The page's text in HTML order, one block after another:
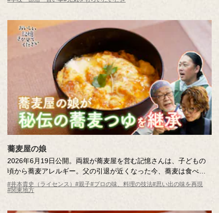
煮る音……。
料理の音を一つひとつ、つないでみたら、メロディが生まれ、
「応援する料理」のCMができあがりました。
みなさんの日常でも、料理の音に耳を澄ましてみてください。
「がんばれ！」と「がんばる！」の間にいつも、「おいしい記憶
をつくりたい。」のキッコーマンはいます。
蕎麦屋の娘
2026年6月19日公開。両親が蕎麦屋を営む記憶さんは、子どもの
頃から蕎麦アレルギー。父の引退が近くなった今、蕎麦は食べら
れなくても「つゆ」の味を引き継ぎたいという強い思いを持って
います。老舗の蕎麦屋の「つゆ」の秘密を調査しながら、試行錯
#井本貴史（ライセンス） #親子#プロの味、料理の技法#思い出の味を再現
#関東地方